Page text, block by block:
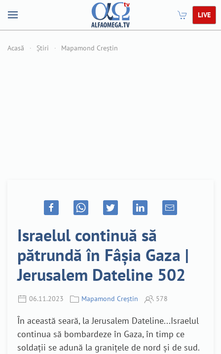
LIVE
Acasă Știri Mapamond Creștin
Israelul continuă să
pătrundă în Fâșia Gaza |
Jerusalem Dateline 502
06.11.2023 Mapamond Creștin 578
În această seară, la Jerusalem Dateline...Israelul
continua să bombardeze în Gaza, în timp ce
soldații se adună la granițele de nord și de sud.